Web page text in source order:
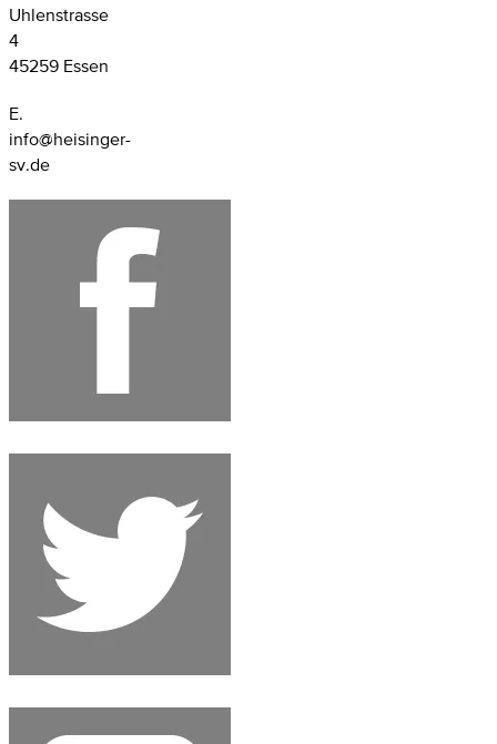
Uhlenstrasse
4
45259 Essen
E.
info@heisinger-
sv.de